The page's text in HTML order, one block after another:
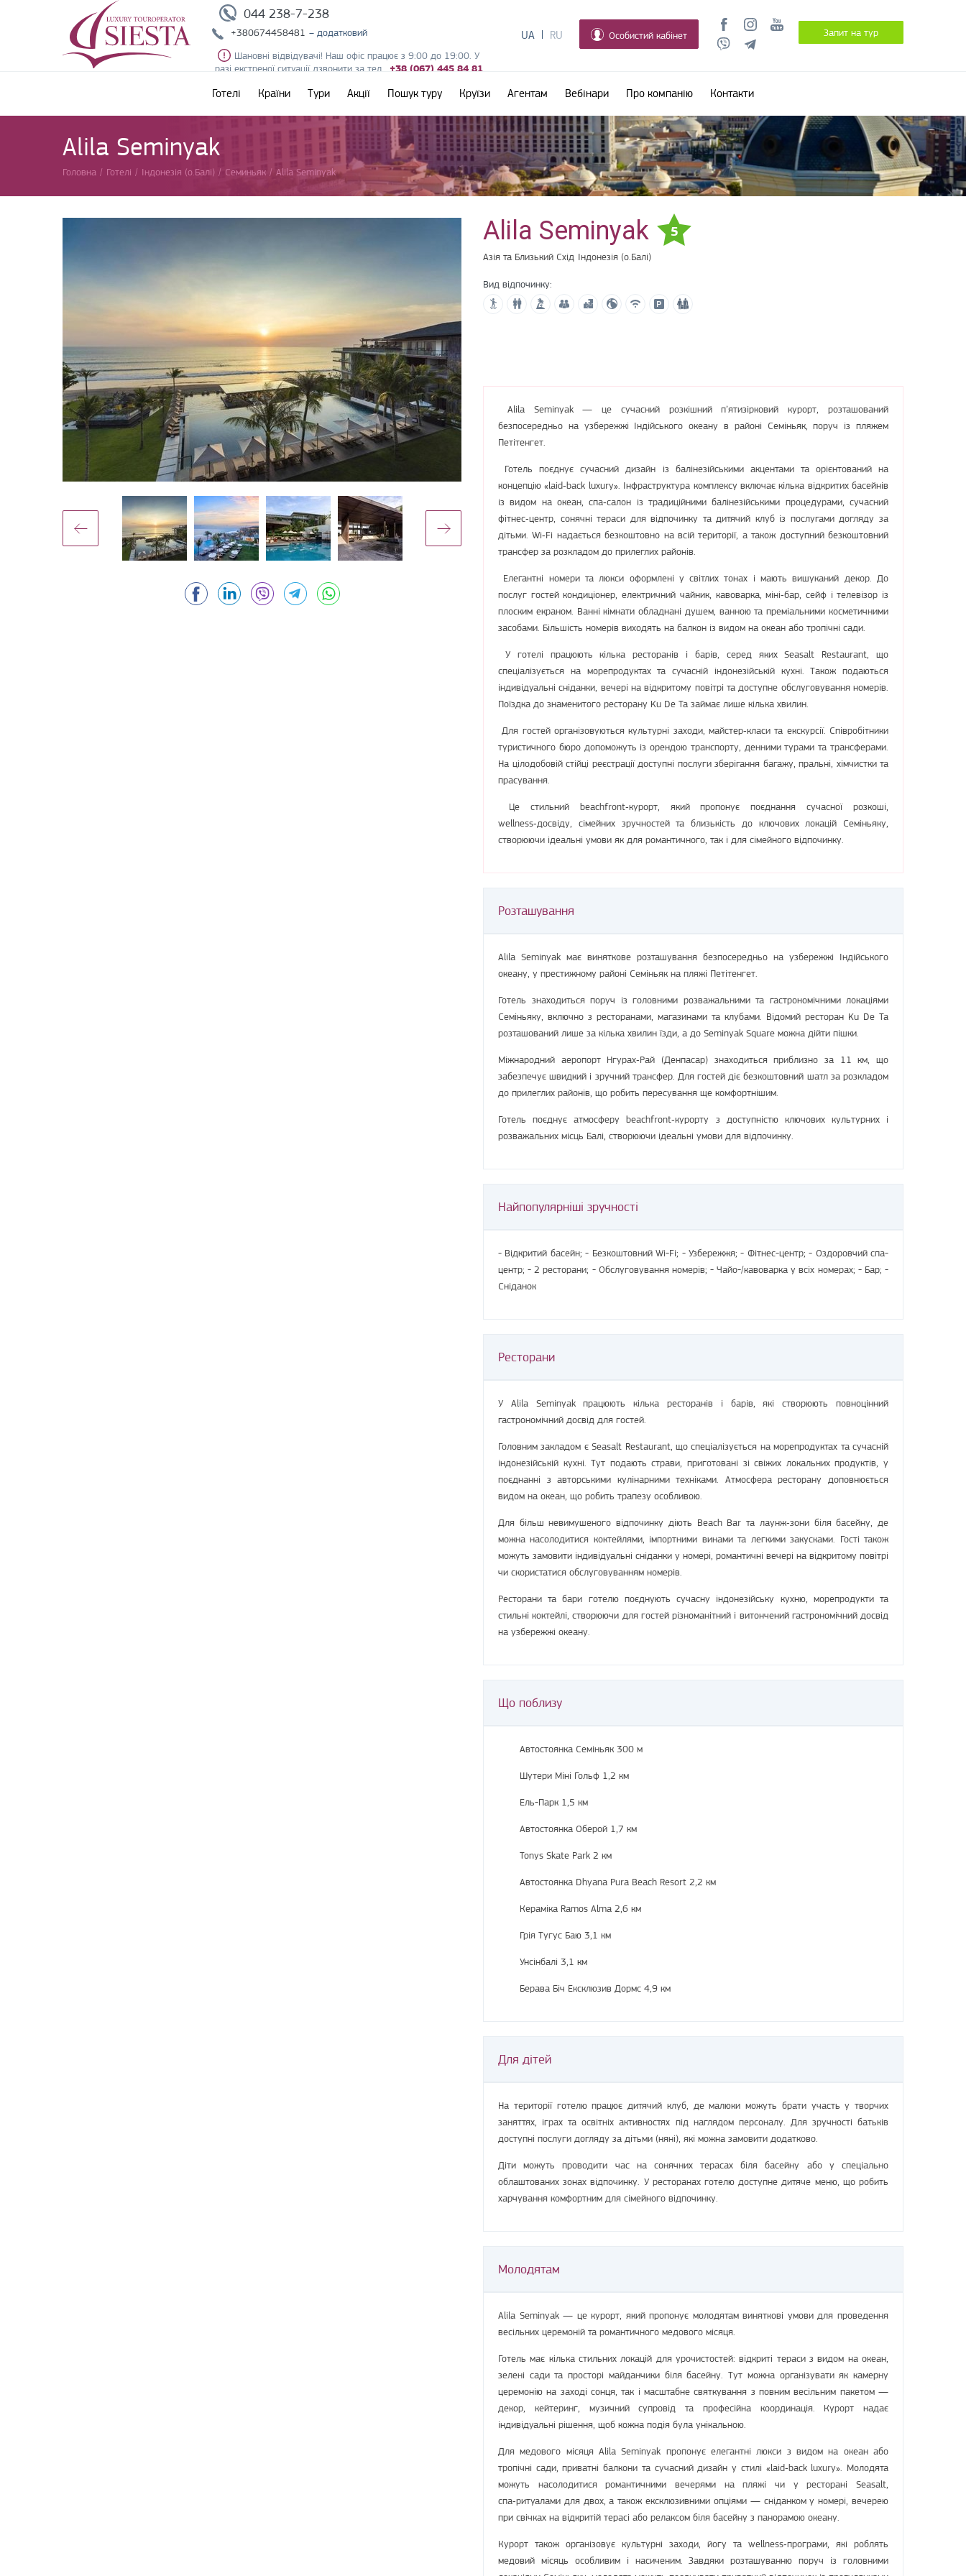
044 238-7-238
+380674458481 – додатковий
Шановні відвідувачі! Наш офіс працює з 9:00 до 19:00. У
разі екстреної ситуації дзвонити за тел. +38 (067) 445 84 81
UA RU Особистий кабінет Запит на тур
Готелі Країни Тури Акції Пошук туру Круїзи Агентам Вебінари Про компанію Контакти
Alila Seminyak
Головна / Готелі / Індонезія (о.Балі) / Семиньяк / Alila Seminyak
Alila Seminyak 5
Азія та Близький Схід Індонезія (о.Балі)
Вид відпочинку:
Alila Seminyak — це сучасний розкішний п’ятизірковий курорт, розташований
безпосередньо на узбережжі Індійського океану в районі Семіньяк, поруч із пляжем
Петітенгет.
Готель поєднує сучасний дизайн із балінезійськими акцентами та орієнтований на
концепцію «laid‑back luxury». Інфраструктура комплексу включає кілька відкритих басейнів
із видом на океан, спа‑салон із традиційними балінезійськими процедурами, сучасний
фітнес‑центр, сонячні тераси для відпочинку та дитячий клуб із послугами догляду за
дітьми. Wi‑Fi надається безкоштовно на всій території, а також доступний безкоштовний
трансфер за розкладом до прилеглих районів.
Елегантні номери та люкси оформлені у світлих тонах і мають вишуканий декор. До
послуг гостей кондиціонер, електричний чайник, кавоварка, міні‑бар, сейф і телевізор із
плоским екраном. Ванні кімнати обладнані душем, ванною та преміальними косметичними
засобами. Більшість номерів виходять на балкон із видом на океан або тропічні сади.
У готелі працюють кілька ресторанів і барів, серед яких Seasalt Restaurant, що
спеціалізується на морепродуктах та сучасній індонезійській кухні. Також подаються
індивідуальні сніданки, вечері на відкритому повітрі та доступне обслуговування номерів.
Поїздка до знаменитого ресторану Ku De Ta займає лише кілька хвилин.
Для гостей організовуються культурні заходи, майстер‑класи та екскурсії. Співробітники
туристичного бюро допоможуть із орендою транспорту, денними турами та трансферами.
На цілодобовій стійці реєстрації доступні послуги зберігання багажу, пральні, хімчистки та
прасування.
Це стильний beachfront‑курорт, який пропонує поєднання сучасної розкоші,
wellness‑досвіду, сімейних зручностей та близькість до ключових локацій Семіньяку,
створюючи ідеальні умови як для романтичного, так і для сімейного відпочинку.
Розташування
Alila Seminyak має виняткове розташування безпосередньо на узбережжі Індійського
океану, у престижному районі Семіньяк на пляжі Петітенгет.
Готель знаходиться поруч із головними розважальними та гастрономічними локаціями
Семіньяку, включно з ресторанами, магазинами та клубами. Відомий ресторан Ku De Ta
розташований лише за кілька хвилин їзди, а до Seminyak Square можна дійти пішки.
Міжнародний аеропорт Нгурах‑Рай (Денпасар) знаходиться приблизно за 11 км, що
забезпечує швидкий і зручний трансфер. Для гостей діє безкоштовний шатл за розкладом
до прилеглих районів, що робить пересування ще комфортнішим.
Готель поєднує атмосферу beachfront‑курорту з доступністю ключових культурних і
розважальних місць Балі, створюючи ідеальні умови для відпочинку.
Найпопулярніші зручності
- Відкритий басейн; - Безкоштовний Wi-Fi; - Узбережжя; - Фітнес-центр; - Оздоровчий спа-
центр; - 2 ресторани; - Обслуговування номерів; - Чайо-/кавоварка у всіх номерах; - Бар; -
Сніданок
Ресторани
У Alila Seminyak працюють кілька ресторанів і барів, які створюють повноцінний
гастрономічний досвід для гостей.
Головним закладом є Seasalt Restaurant, що спеціалізується на морепродуктах та сучасній
індонезійській кухні. Тут подають страви, приготовані зі свіжих локальних продуктів, у
поєднанні з авторськими кулінарними техніками. Атмосфера ресторану доповнюється
видом на океан, що робить трапезу особливою.
Для більш невимушеного відпочинку діють Beach Bar та лаунж‑зони біля басейну, де
можна насолодитися коктейлями, імпортними винами та легкими закусками. Гості також
можуть замовити індивідуальні сніданки у номері, романтичні вечері на відкритому повітрі
чи скористатися обслуговуванням номерів.
Ресторани та бари готелю поєднують сучасну індонезійську кухню, морепродукти та
стильні коктейлі, створюючи для гостей різноманітний і витончений гастрономічний досвід
на узбережжі океану.
Що поблизу
Автостоянка Семіньяк 300 м
Шутери Міні Гольф 1,2 км
Ель-Парк 1,5 км
Автостоянка Оберой 1,7 км
Tonys Skate Park 2 км
Автостоянка Dhyana Pura Beach Resort 2,2 км
Кераміка Ramos Alma 2,6 км
Грія Тугус Баю 3,1 км
Унсінбалі 3,1 км
Берава Біч Ексклюзив Дормс 4,9 км
Для дітей
На території готелю працює дитячий клуб, де малюки можуть брати участь у творчих
заняттях, іграх та освітніх активностях під наглядом персоналу. Для зручності батьків
доступні послуги догляду за дітьми (няні), які можна замовити додатково.
Діти можуть проводити час на сонячних терасах біля басейну або у спеціально
облаштованих зонах відпочинку. У ресторанах готелю доступне дитяче меню, що робить
харчування комфортним для сімейного відпочинку.
Молодятам
Alila Seminyak — це курорт, який пропонує молодятам виняткові умови для проведення
весільних церемоній та романтичного медового місяця.
Готель має кілька стильних локацій для урочистостей: відкриті тераси з видом на океан,
зелені сади та просторі майданчики біля басейну. Тут можна організувати як камерну
церемонію на заході сонця, так і масштабне святкування з повним весільним пакетом —
декор, кейтеринг, музичний супровід та професійна координація. Курорт надає
індивідуальні рішення, щоб кожна подія була унікальною.
Для медового місяця Alila Seminyak пропонує елегантні люкси з видом на океан або
тропічні сади, приватні балкони та сучасний дизайн у стилі «laid‑back luxury». Молодята
можуть насолодитися романтичними вечерями на пляжі чи у ресторані Seasalt,
спа‑ритуалами для двох, а також ексклюзивними опціями — сніданком у номері, вечерею
при свічках на відкритій терасі або релаксом біля басейну з панорамою океану.
Курорт також організовує культурні заходи, йогу та wellness‑програми, які роблять
медовий місяць особливим і насиченим. Завдяки розташуванню поруч із головними